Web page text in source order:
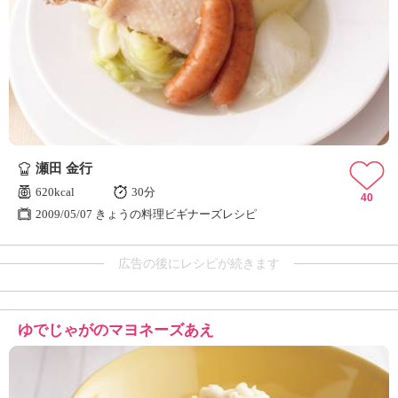
瀬田 金行
620kcal
30分
2009/05/07 きょうの料理ビギナーズレシピ
40
広告の後にレシピが続きます
ゆでじゃがのマヨネーズあえ